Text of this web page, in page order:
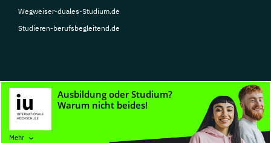
Mehr
Wegweiser-duales-Studium.de
Studieren-berufsbegleitend.de
© Copyright 2026, TarGroup Media GmbH
Nutzungsbedingungen